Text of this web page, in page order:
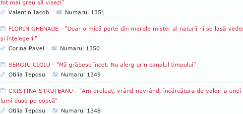
tot mai greu să visezi"
Valentin Iacob
Numarul 1351
FLORIN GHENADE - "Doar o mică parte din marele mister al naturii ni se lasă
şi înţelegerii"
Corina Pavel
Numarul 1350
SERGIU CIOIU - "Mă grăbesc încet. Nu alerg prin canalul timpului"
Otilia Teposu
Numarul 1349
CRISTINA STRUŢEANU - "Am preluat, vrând-nevrând, încărcătura de valori a unei
lumi duse pe copcă"
Otilia Teposu
Numarul 1348